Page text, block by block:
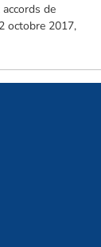
de
octobre 2017,